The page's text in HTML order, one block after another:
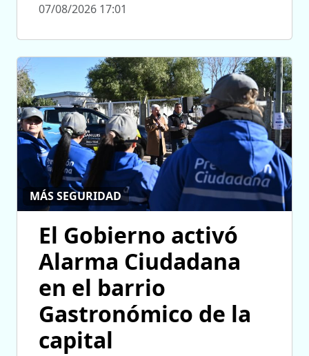
07/08/2026 17:01
MÁS SEGURIDAD
El Gobierno activó
Alarma Ciudadana
en el barrio
Gastronómico de la
capital